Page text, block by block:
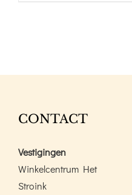
CONTACT
Vestigingen
Winkelcentrum Het
Stroink